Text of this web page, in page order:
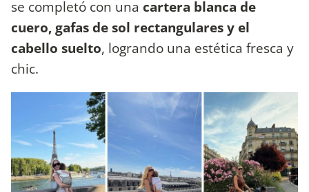
se completó con una cartera blanca de
cuero, gafas de sol rectangulares y el
cabello suelto, logrando una estética fresca y
chic.